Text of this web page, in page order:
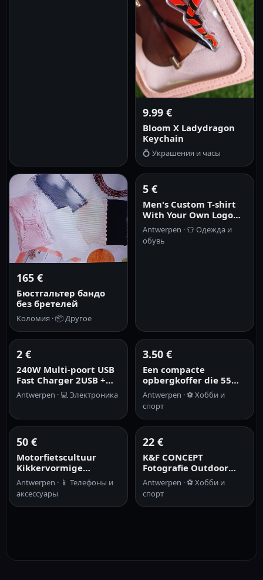
9.99 €
Bloom X Ladydragon
Keychain
💍 Украшения и часы
165 €
Бюстгальтер бандо
без бретелей
Коломия ·📦Другое
5 €
Men's Custom T-shirt
With Your Own Logo
Text And Photo Printed
On The Front And Back
Tshirt Costume
Antwerpen ·👕Одежда и
обувь
2 €
240W Multi-poort USB
Fast Charger 2USB +
3TypeC Telefoon
Oplaadkop Met LED
Adapter voor iPhone
Antwerpen · 💻Электроника
3.50 €
Een compacte
opbergkoffer die 55
.22LR-kogels kan
bevatten – handig om
mee naar de
schietbaan te nemen.
Antwerpen ·⚽Хобби и
спорт
50 €
Motorfietscultuur
Kikkervormige
headset, $ draadloze
oortelefoons in
dierenstijl, HD stereo
bas.
Antwerpen · 📱 Телефоны и
аксессуары
22 €
K&F CONCEPT
Fotografie Outdoor
Crossbody Camera Tas
Waterdichte
Schoudertas DSLR/SLR
Camera Case Voor
Antwerpen ·⚽Хобби и
спорт